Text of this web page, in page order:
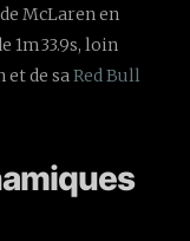
McLaren en
1m33.9s, loin
et de saRed Bull